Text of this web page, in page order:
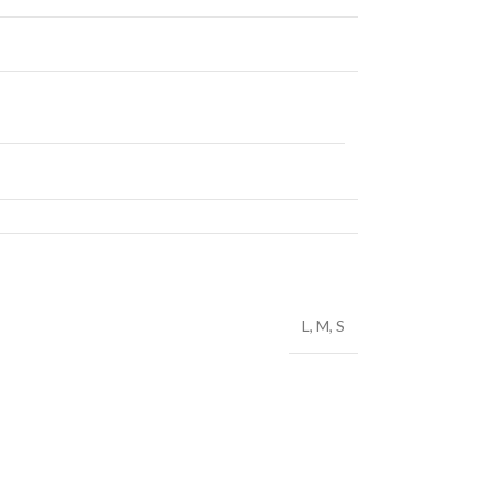
L , M, S